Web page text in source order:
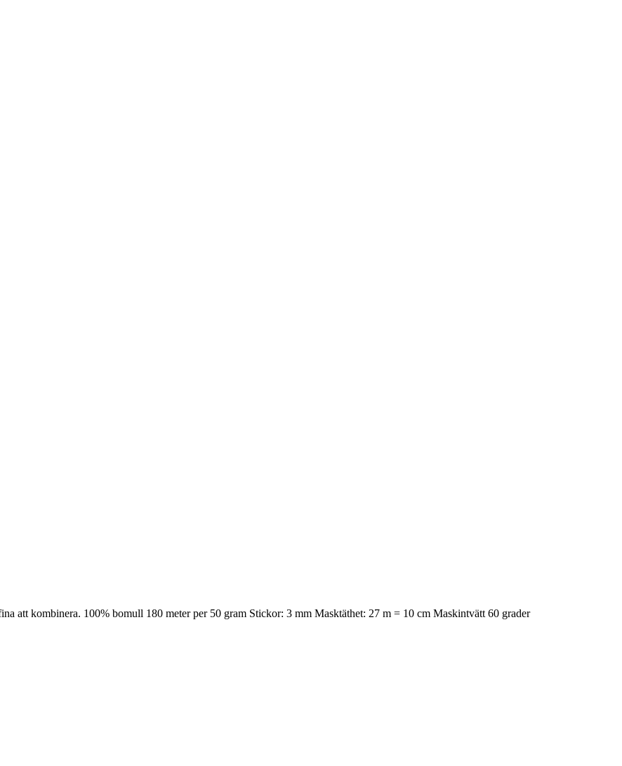
att kombinera. 100% bomull 180 meter per 50 gram Stickor: 3 mm Masktäthet: 27 m = 10 cm Maskintvätt 60 grader